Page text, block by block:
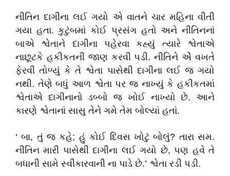
નીતિન દાગીના લઈ ગયો એ વાતને ચાર મહિના વીતી
ગયા હતા. કુટુંબમાં કોઈ પ્રસંગ હતો અને નીતિનનાં
બાએ શ્વેતાને દાગીના પહેરવા કહ્યું ત્યારે શ્વેતાએ
નાછૂટકે હકીકતની જાણ કરવી પડી. નીતિને એે વખતે
ફેરવી તોળ્યું કે તે શ્વેતા પાસેથી દાગીના લઈ જ ગયો
નથી. તેણે બધું આળ શ્વેતા પર જ નાખ્યું કે હકીકતમાં
શ્વેતાએ દાગીનાનો ડબ્બો જ ખોઈ નાખ્યો છે. આને
કારણે શ્વેતાનાં સાસુ તેને ગમે તેમ બોલ્યાં હતાં.
‘ બા, તું જ કહે; હું કોઈ દિવસ ખોટું બોલું? તારા સમ.
નીતિન મારી પાસેથી દાગીના લઈ ગયો છે, પણ હવે તે
બધાની સામે સ્વીકારવાની ના પાડે છે.’ શ્વેતા રડી પડી.